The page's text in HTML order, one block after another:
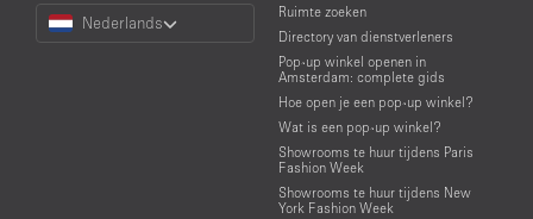
Choose
Language
Nederlands
Ruimte zoeken
Directory van dienstverleners
Pop-up winkel openen in
Amsterdam: complete gids
Hoe open je een pop-up winkel?
Wat is een pop-up winkel?
Showrooms te huur tijdens Paris
Fashion Week
Showrooms te huur tijdens New
York Fashion Week